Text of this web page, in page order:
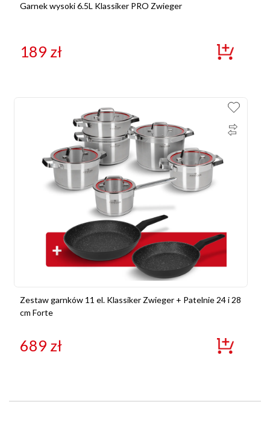
Garnek wysoki 6.5L Klassiker PRO Zwieger
189 zł
Zestaw garnków 11 el. Klassiker Zwieger + Patelnie 24 i 28
cm Forte
689 zł